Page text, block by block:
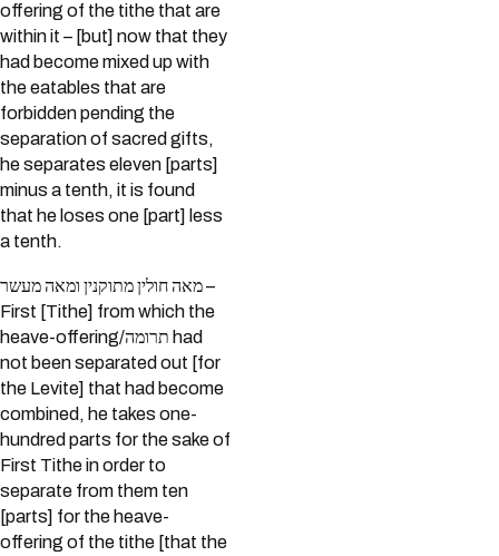
offering of the tithe that are
within it – [but] now that they
had become mixed up with
the eatables that are
forbidden pending the
separation of sacred gifts,
he separates eleven [parts]
minus a tenth, it is found
that he loses one [part] less
a tenth.
מאה חולין מתוקנין ומאה מעשר –
First [Tithe] from which the
heave-offering/תרומה had
not been separated out [for
the Levite] that had become
combined, he takes one-
hundred parts for the sake of
First Tithe in order to
separate from them ten
[parts] for the heave-
offering of the tithe [that the